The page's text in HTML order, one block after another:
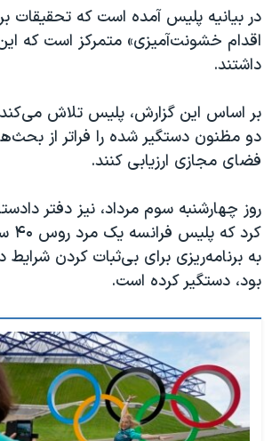
سفر پرزیدنت ترامپ به چین
در بیانیه پلیس آمده است که تحقیقات
اقدام خشونت‌آمیزی» متمرکز است که
داشتند.
بر اساس این گزارش، پلیس تلاش می‌کند
دو مظنون دستگیر شده را فراتر از
فضای مجازی ارزیابی کنند.
روز چهارشنبه سوم مرداد، نیز دفتر
به برنامه‌ریزی برای بی‌ثبات کردن
بود، دستگیر کرده است.